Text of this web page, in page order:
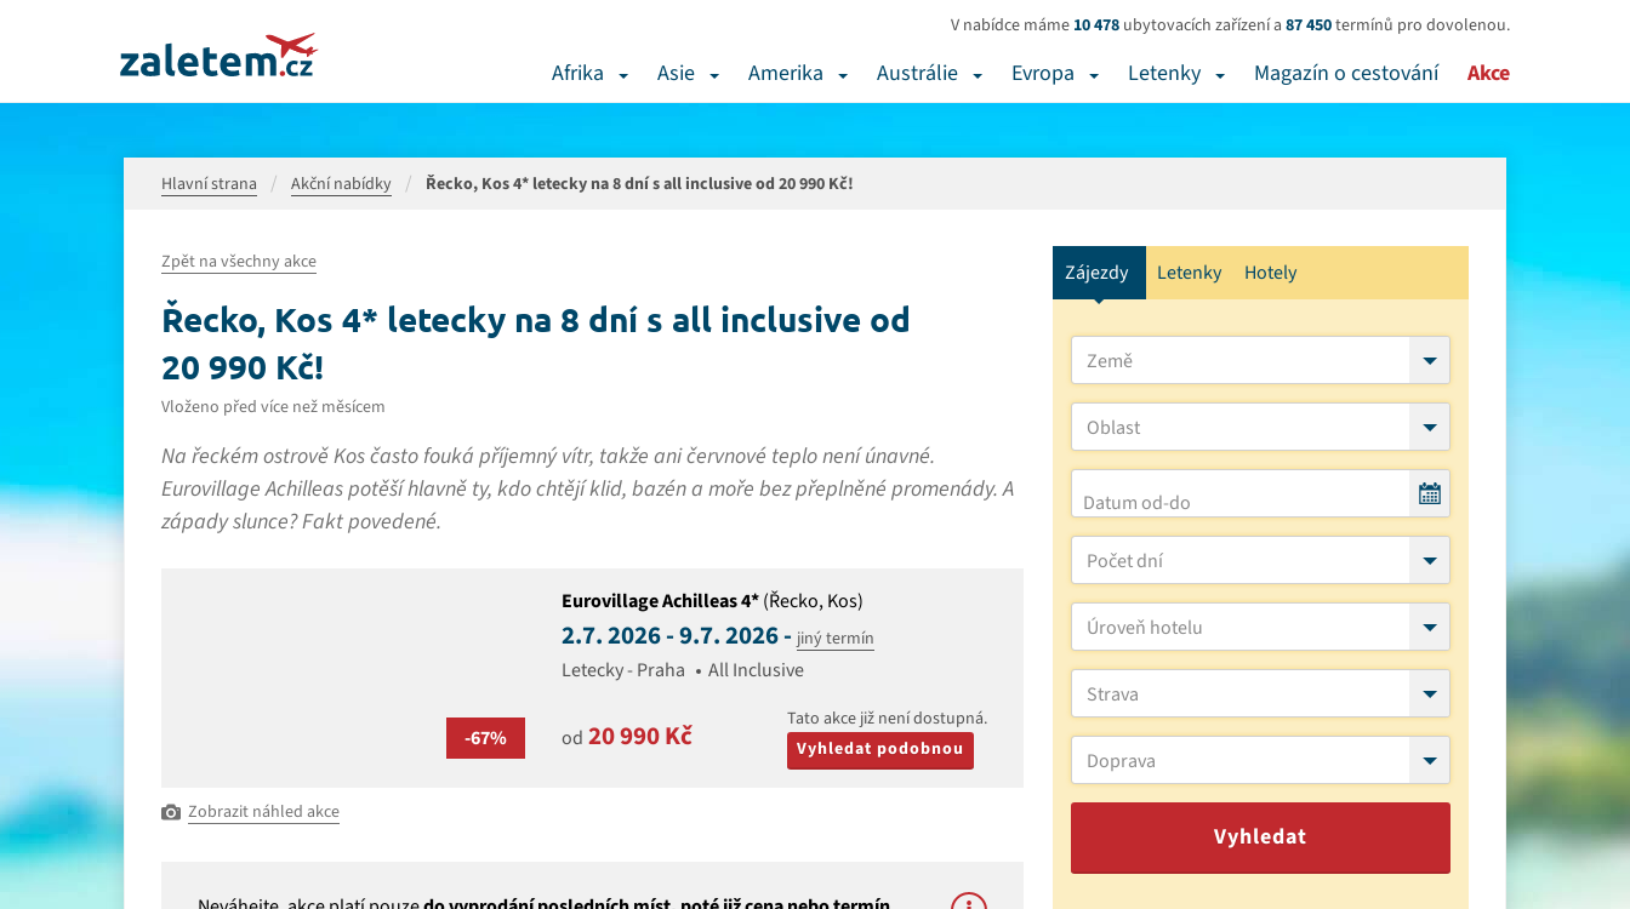
V nabídce máme 10 478 ubytovacích zařízení a 87 450termínů pro dovolenou.
Afrika Asie Amerika Austrálie Evropa Letenky Magazín o cestování Akce
Hlavní strana Akční nabídky Řecko, Kos 4* letecky na 8 dní s all inclusive od 20 990 Kč!
Zpět na všechny akce
Řecko, Kos 4* letecky na 8 dní s all inclusive od
20 990 Kč!
Vloženo před více než měsícem
Na řeckém ostrově Kos často fouká příjemný vítr, takže ani červnové teplo není únavné.
Eurovillage Achilleas potěší hlavně ty, kdo chtějí klid, bazén a moře bez přeplněné promenády. A
západy slunce? Fakt povedené.
-67%
Eurovillage Achilleas 4*(Řecko, Kos)
2.7. 2026 - 9.7. 2026 - jiný termín
Letecky - Praha All Inclusive
od 20 990 Kč
Tato akce již není dostupná.
Vyhledat podobnou
Zobrazit náhled akce
Zájezdy Letenky Hotely
Země
Oblast
Počet dní
Úroveň hotelu
Strava
Doprava
Vyhledat